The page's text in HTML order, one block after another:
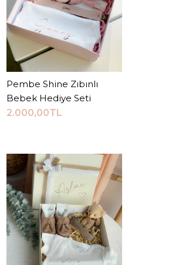
Sepete Ekle
Pembe Shine Zıbınlı
Bebek Hediye Seti
2.000,00TL